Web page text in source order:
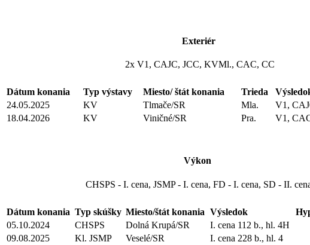
Exteriér
2x V1, CAJC, JCC, KVMl., CAC, CC
Dátum konania Typ výstavy Miesto/ štát konania Trieda
24.05.2025
KV Tlmače/SR Mla.
V1,
18.04.2026
KV Viničné/SR Pra. V1,
Výkon
CHSPS - I. cena, JSMP - I. cena, FD - I. cena, SD - II.
Dátum konania Typ skúšky Miesto/štát konania Výsledok
05.10.2024
CHSPS Dolná Krupá/SR
I. cena 112 b., hl. 4H
09.08.2025
Kl. JSMP Veselé/SR
I. cena 228 b., hl. 4